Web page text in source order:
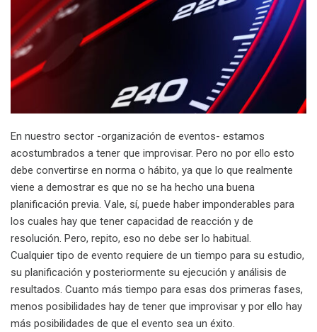
En nuestro sector -organización de eventos- estamos
acostumbrados a tener que improvisar. Pero no por ello esto
debe convertirse en norma o hábito, ya que lo que realmente
viene a demostrar es que no se ha hecho una buena
planificación previa. Vale, sí, puede haber imponderables para
los cuales hay que tener capacidad de reacción y de
resolución. Pero, repito, eso no debe ser lo habitual.
Cualquier tipo de evento requiere de un tiempo para su estudio,
su planificación y posteriormente su ejecución y análisis de
resultados. Cuanto más tiempo para esas dos primeras fases,
menos posibilidades hay de tener que improvisar y por ello hay
más posibilidades de que el evento sea un éxito.